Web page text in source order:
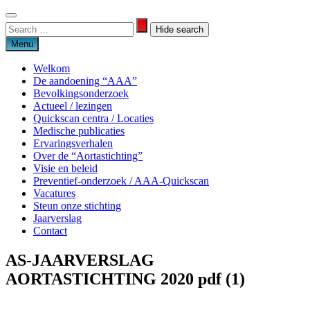
Skip
to
content
Search
for:
Search
Menu
Welkom
De aandoening “AAA”
Bevolkingsonderzoek
Actueel / lezingen
Quickscan centra / Locaties
Medische publicaties
Ervaringsverhalen
Over de “Aortastichting”
Visie en beleid
Preventief-onderzoek / AAA-Quickscan
Vacatures
Steun onze stichting
Jaarverslag
Contact
Aortastichting
AS-JAARVERSLAG
AORTASTICHTING 2020 pdf (1)